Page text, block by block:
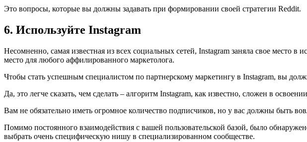
Это вопросы, которые вы должны задавать при формировании своей стратегии Reddit.
6. Используйте Instagram
Несомненно, самая известная из всех социальных сетей, Instagram заняла свое место
место для любого аффилированного маркетолога.
Чтобы стать успешным специалистом по партнерскому маркетингу в Instagram, вы
Да, это легче сказать, чем сделать – алгоритм Instagram, как известно, сложен в
Вам не обязательно иметь огромное количество подписчиков, но у вас должны быть
Помимо постоянного взаимодействия с вашей пользовательской базой, было
выбрать очень специфическую нишу в специализированном сообществе.